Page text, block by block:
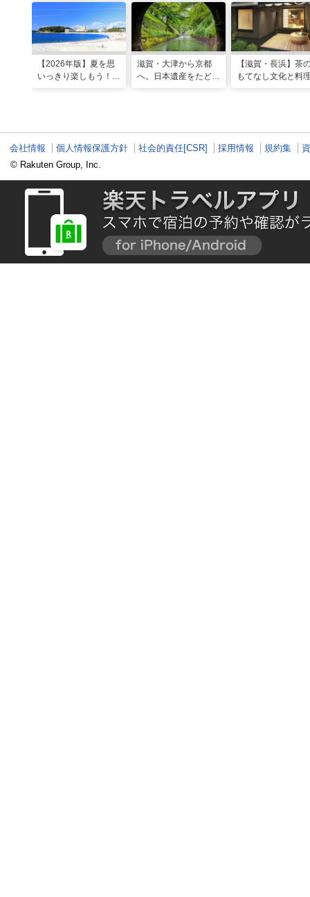
【2026年版】夏を思
いっきり楽しもう！関
滋賀・大津から京都
へ。日本遺産をたどる
【滋賀・長浜】茶
もてなし文化と料
会社情報 個人情報保護方針 社会的責任[CSR] 採用情報 規約集
© Rakuten Group, Inc.